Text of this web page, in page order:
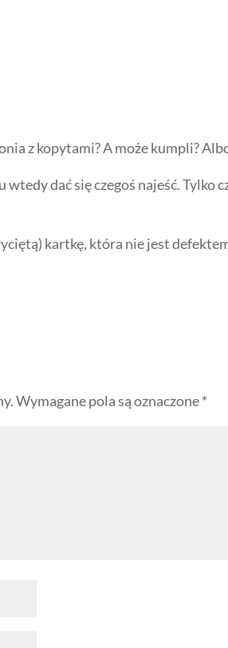
z kopytami? A może kumpli?
dać się czegoś najeść. Tylko
kartkę, która nie jest
Wymagane pola są oznaczone*